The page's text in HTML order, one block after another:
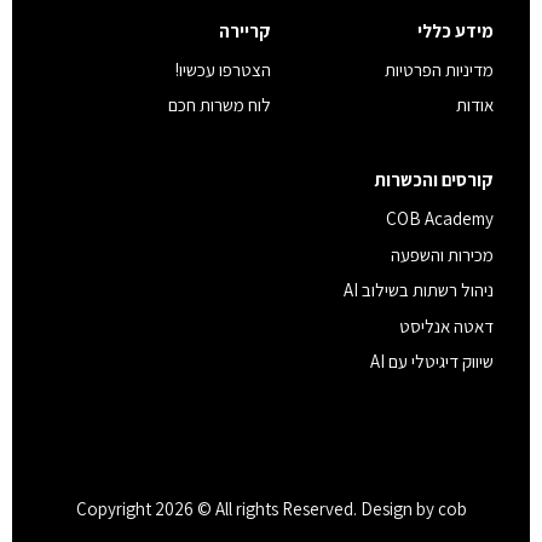
מידע כללי
מדיניות הפרטיות
אודות
קריירה
הצטרפו עכשיו!
לוח משרות חכם
קורסים והכשרות
COB Academy
מכירות והשפעה
ניהול רשתות בשילוב AI
דאטה אנליסט
שיווק דיגיטלי עם AI
Copyright 2026 © All rights Reserved. Design by cob